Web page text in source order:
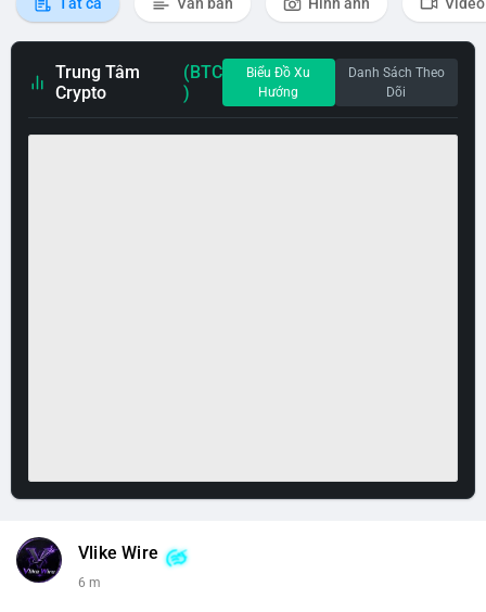
Trung Tâm
Crypto
(BTC
)
Biểu Đồ Xu
Hướng
Danh Sách Theo
Dõi
Vlike Wire
6 m